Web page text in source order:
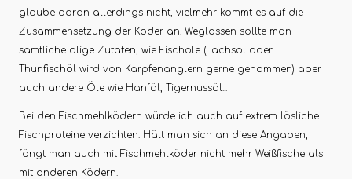
glaube daran allerdings nicht, vielmehr kommt es auf die
Zusammensetzung der Köder an. Weglassen sollte man
sämtliche ölige Zutaten, wie Fischöle (Lachsöl oder
Thunfischöl wird von Karpfenanglern gerne genommen) aber
auch andere Öle wie Hanföl, Tigernussöl...
Bei den Fischmehlködern würde ich auch auf extrem lösliche
Fischproteine verzichten. Hält man sich an diese Angaben,
fängt man auch mit Fischmehlköder nicht mehr Weißfische als
mit anderen Ködern.